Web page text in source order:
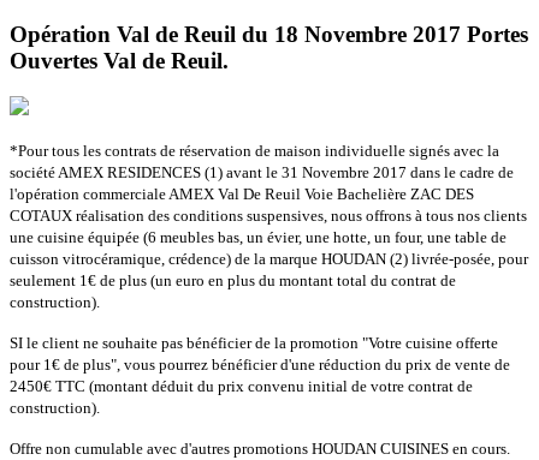
Opération Val de Reuil du 18 Novembre 2017 Portes
Ouvertes Val de Reuil.
*Pour tous les contrats de réservation de maison individuelle signés avec la
société AMEX RESIDENCES (1) avant le 31 Novembre 2017 dans le cadre de
l'opération commerciale AMEX Val De Reuil Voie Bachelière ZAC DES
COTAUX réalisation des conditions suspensives, nous offrons à tous nos clients
une cuisine équipée (6 meubles bas, un évier, une hotte, un four, une table de
cuisson vitrocéramique, crédence) de la marque HOUDAN (2) livrée-posée, pour
seulement 1€ de plus (un euro en plus du montant total du contrat de
construction).
SI le client ne souhaite pas bénéficier de la promotion "Votre cuisine offerte
pour 1€ de plus", vous pourrez bénéficier d'une réduction du prix de vente de
2450€ TTC (montant déduit du prix convenu initial de votre contrat de
construction).
Offre non cumulable avec d'autres promotions HOUDAN CUISINES en cours.